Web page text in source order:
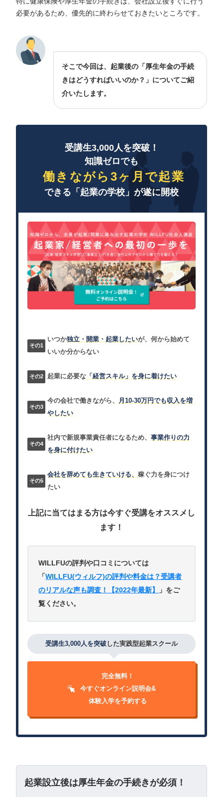
必要があるため、優先的に終わらせておきたいところです。
そこで今回は、起業後の「厚生年金の手続
きはどうすればいいのか？」についてご紹
介いたします。
受講生3,000人を突破！
知識ゼロでも
働きながら3ヶ月で起業
できる「起業の学校」が遂に開校
いつか独立・開業・起業したいが、何から始めて
いいか分からない
起業に必要な 「経営スキル」を身に着けたい
今の会社で働きながら、
月10-30万円でも収入を増
やしたい
社内で新規事業責任者になるため、事業作りの力
を身に付けたい
会社を辞めても生きていける、稼ぐ力を身につけ
たい
上記に当てはまる方は今すぐ受講をオススメし
ます！
WILLFUの評判や口コミについては
「WILLFU(ウィルフ)の評判や料金は？受講者
のリアルな声も調査！【2022年最新】
」をご
覧ください。
受講生3,000人を突破 した実践型起業スクール
完全無料！
今すぐオンライン説明会&
体験入学を予約する
起業設立後は厚生年金の手続きが必須！